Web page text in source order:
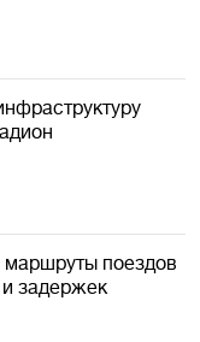
маршруты поездов
и задержек